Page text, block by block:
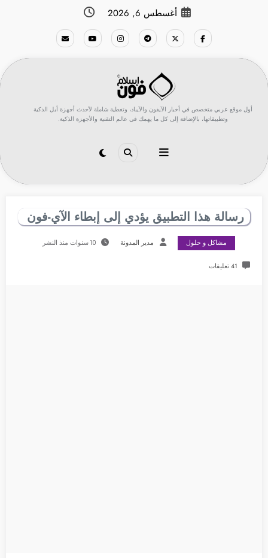
أغسطس 6, 2026
أول موقع عربي متخصص في أخبار الآيفون والآيباد، وتغطية شاملة لأحدث أجهزة أبل الذكية
وتطبيقاتها، بالإضافة إلى كل ما يهمك في عالم التقنية والأجهزة الذكية.
رسالة هذا التطبيق يؤدي إلى إبطاء الآي-فون
مشاكل و حلول مدير المدونة 10 سنوات منذ النشر
41 تعليقات